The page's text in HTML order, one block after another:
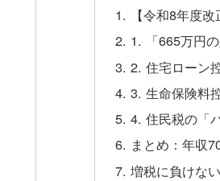
【令和8年度
1. 「665万円
2. 住宅ローン
3. 生命保険料
4. 住民税の「
まとめ：年収
増税に負けな